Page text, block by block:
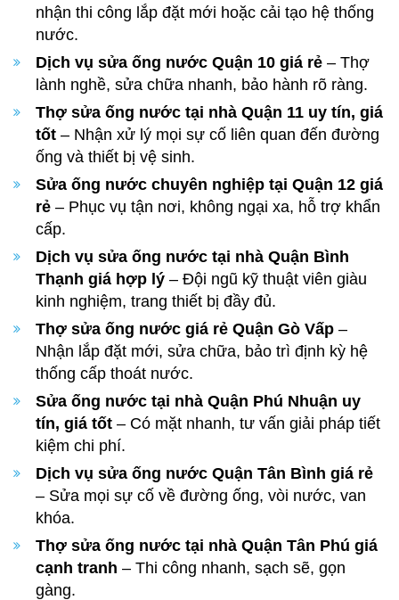
nhận thi công lắp đặt mới hoặc cải tạo hệ thống
nước.
Dịch vụ sửa ống nước Quận 10 giá rẻ – Thợ
lành nghề, sửa chữa nhanh, bảo hành rõ ràng.
Thợ sửa ống nước tại nhà Quận 11 uy tín, giá
tốt – Nhận xử lý mọi sự cố liên quan đến đường
ống và thiết bị vệ sinh.
Sửa ống nước chuyên nghiệp tại Quận 12 giá
rẻ – Phục vụ tận nơi, không ngại xa, hỗ trợ khẩn
cấp.
Dịch vụ sửa ống nước tại nhà Quận Bình
Thạnh giá hợp lý – Đội ngũ kỹ thuật viên giàu
kinh nghiệm, trang thiết bị đầy đủ.
Thợ sửa ống nước giá rẻ Quận Gò Vấp –
Nhận lắp đặt mới, sửa chữa, bảo trì định kỳ hệ
thống cấp thoát nước.
Sửa ống nước tại nhà Quận Phú Nhuận uy
tín, giá tốt – Có mặt nhanh, tư vấn giải pháp tiết
kiệm chi phí.
Dịch vụ sửa ống nước Quận Tân Bình giá rẻ
– Sửa mọi sự cố về đường ống, vòi nước, van
khóa.
Thợ sửa ống nước tại nhà Quận Tân Phú giá
cạnh tranh – Thi công nhanh, sạch sẽ, gọn
gàng.